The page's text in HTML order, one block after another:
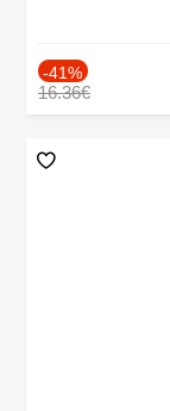
-41%
16.36€